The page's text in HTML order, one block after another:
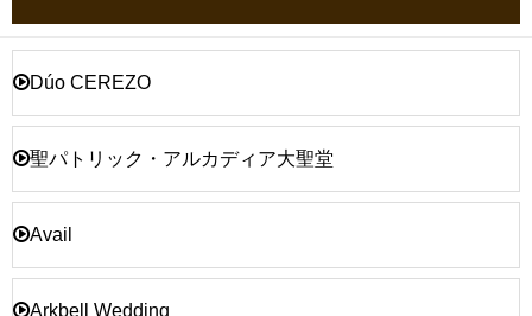
Dúo CEREZO
聖パトリック・アルカディア大聖堂
Avail
Arkbell Wedding